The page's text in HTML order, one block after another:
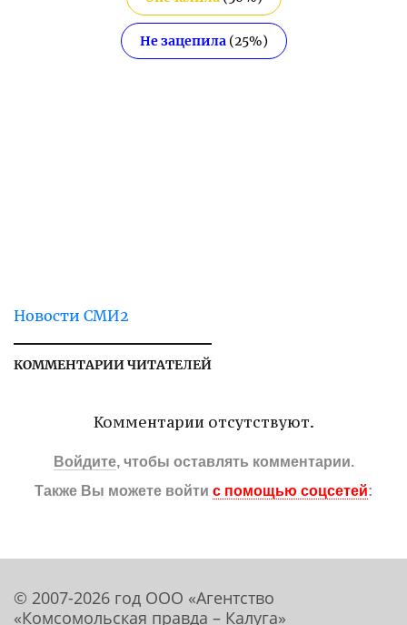
Не зацепила(25%)
Новости СМИ2
КОММЕНТАРИИ ЧИТАТЕЛЕЙ
Комментарии отсутствуют.
Войдите, чтобы оставлять комментарии.
Также Вы можете войти с помощью соцсетей:
© 2007-2026 год ООО «Агентство
«Комсомольская правда – Калуга»